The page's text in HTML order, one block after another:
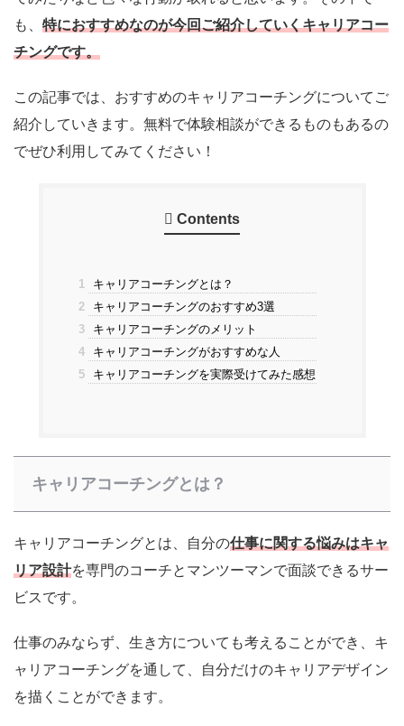
も、 特におすすめなのが今回ご紹介していくキャリアコー
チングです。
この記事では、おすすめのキャリアコーチングについてご
紹介していきます。無料で体験相談ができるものもあるの
でぜひ利用してみてください！
Contents
1
キャリアコーチングとは？
2
キャリアコーチングのおすすめ3選
3
キャリアコーチングのメリット
4
キャリアコーチングがおすすめな人
5
キャリアコーチングを実際受けてみた感想
キャリアコーチングとは？
キャリアコーチングとは、自分の仕事に関する悩みはキャ
リア設計を専門のコーチとマンツーマンで面談できるサー
ビスです。
仕事のみならず、生き方についても考えることができ、キ
ャリアコーチングを通して、自分だけのキャリアデザイン
を描くことができます。